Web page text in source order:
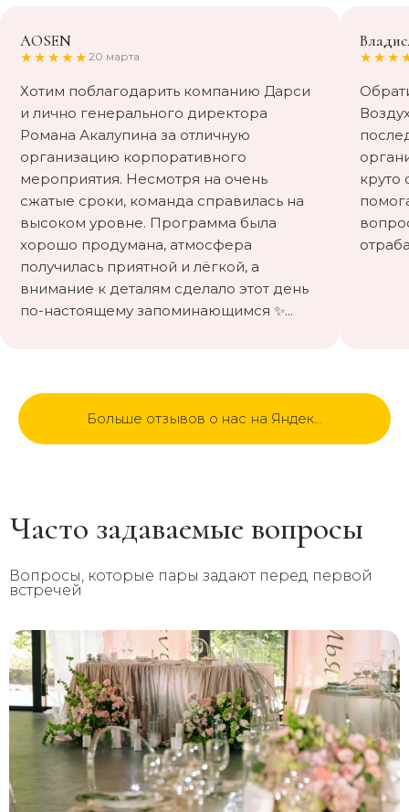
AOSEN
★★★★★ 20 марта
Хотим поблагодарить компанию Дарси
и лично генерального директора
Романа Акалупина за отличную
организацию корпоративного
мероприятия. Несмотря на очень
сжатые сроки, команда справилась на
высоком уровне. Программа была
хорошо продумана, атмосфера
получилась приятной и лёгкой, а
внимание к деталям сделало этот день
по-настоящему запоминающимся ✨...
круто
Больше отзывов о нас на Яндекс
Часто задаваемые вопросы
Вопросы, которые пары задают перед первой
встречей